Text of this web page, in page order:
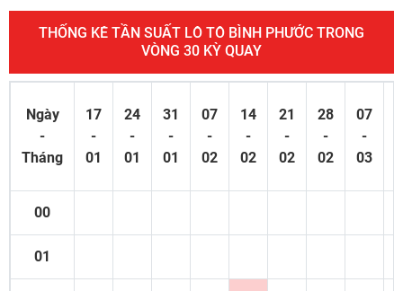
THỐNG KÊ TẦN SUẤT LÔ TÔ BÌNH PHƯỚC TRONG
VÒNG 30 KỲ QUAY
Ngày
-
Tháng
17
-
01
24
-
01
31
-
01
07
-
02
14
-
02
21
-
02
28
-
02
07
-
03
00
01